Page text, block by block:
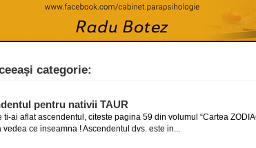
categorie:
pentru nativii TAUR
ti-ai aflat ascendentul, citeste pagina 59 din volumul “Cartea
vedea ce inseamna ! Ascendentul dvs. este in...